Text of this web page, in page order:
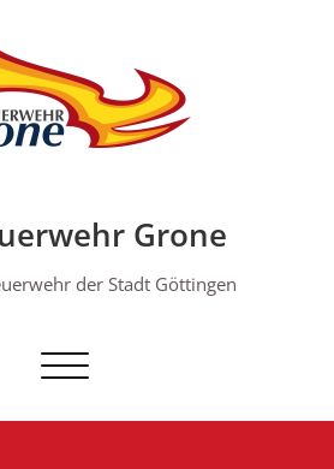
Grone
der Stadt Göttingen
Schalte Navigation